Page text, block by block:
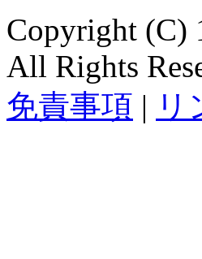
Copyright (C)
All Rights
免責事項 | リ